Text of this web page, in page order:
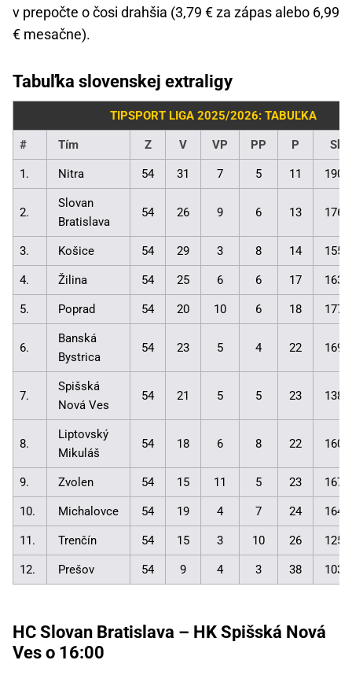
v prepočte o čosi drahšia (3,79 € za zápas alebo 6,99
€ mesačne).
Tabuľka slovenskej extraligy
TIPSPORT LIGA 2025/2026: TABUĽKA
# Tím Z V VP PP P
1. Nitra 54 31 7 5 11
2.
Slovan
Bratislava
54 26 9 6 13
3. Košice 54 29 3 8 14
4. Žilina 54 25 6 6 17
5. Poprad 54 20 10 6 18
6.
Banská
Bystrica
54 23 5 4 22
7.
Spišská
Nová Ves
54 21 5 5 23
8.
Liptovský
Mikuláš
54 18 6 8 22
9. Zvolen 54 15 11 5 23
10. Michalovce 54 19 4 7 24
11. Trenčín 54 15 3 10 26
12. Prešov 54 9 4 3 38
HC Slovan Bratislava – HK Spišská Nová
Ves o 16:00